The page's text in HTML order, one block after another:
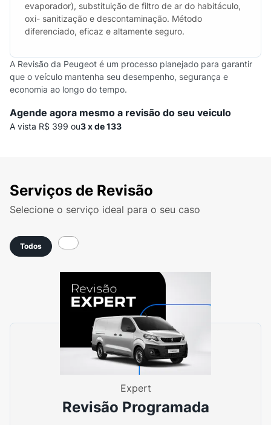
evaporador), substituição de filtro de ar do habitáculo,
oxi- sanitização e descontaminação. Método
diferenciado, eficaz e altamente seguro.
A Revisão da Peugeot é um processo planejado para garantir
que o veículo mantenha seu desempenho, segurança e
economia ao longo do tempo.
Agende agora mesmo a revisão do seu veiculo
A vista R$ 399 ou3 x de 133
Serviços de Revisão
Selecione o serviço ideal para o seu caso
Todos
Expert
Revisão Programada